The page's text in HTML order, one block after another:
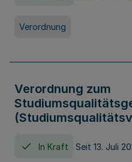
Verordnung
Verordnung zum
In Kraft Seit 13. Juli